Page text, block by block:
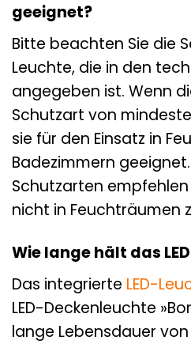
geeignet?
Bitte beachten Sie die
Leuchte, die in den
angegeben ist. Wenn
Schutzart von
sie für den Einsatz in
Badezimmern
Schutzarten
nicht in Feuchträumen
Wie lange hält das
Das integrierte LED-
LED-Deckenleuchte
lange Lebensdauer